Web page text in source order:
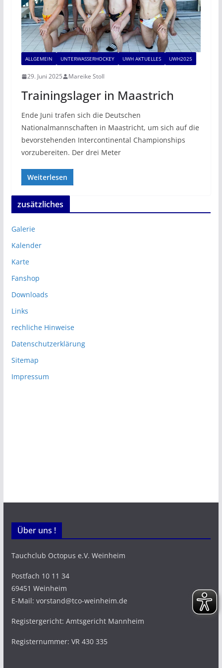
ALLGEMEIN UNTERWASSERHOCKEY UWH AKTUELLES UWH2025
29. Juni 2025 Mareike Stoll
Trainingslager in Maastrich
Ende Juni trafen sich die Deutschen
Nationalmannschaften in Maastricht, um sich auf die
bevorstehenden Intercontinental Championships
vorzubereiten. Der drei Meter
Weiterlesen
zusätzliches
Galerie
Kalender
Karte
Fanshop
Downloads
Links
rechliche Hinweise
Datenschutzerklärung
Sitemap
Impressum
Über uns !
Tauchclub Octopus e.V. Weinheim
Postfach 10 11 34
69451 Weinheim
E-Mail: vorstand@tco-weinheim.de
Registergericht: Amtsgericht Mannheim
Registernummer: VR 430 335